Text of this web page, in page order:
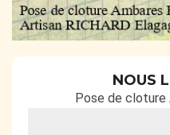
NOUS
Pose de cloture